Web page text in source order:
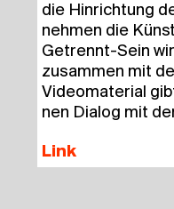
die Hin­rich­tung
neh­men die
Getrennt-Sein
zusam­men mit
Video­ma­te­ri­al
nen Dia­log mit
Link